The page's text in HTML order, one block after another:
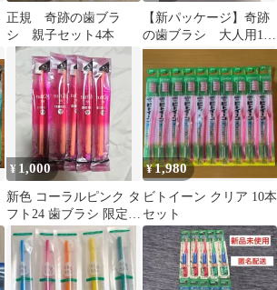
正規 奇跡の歯ブラ
シ 親子セット4本
【新パッケージ】奇跡
の歯ブラシ 大人用1本
新品未開封正規品
¥ 1,000
新色 コーラルピンク タ
フト24 歯ブラシ 限定色
ピンク SS やわらか
¥1,980
ビトイーン クリア 10本
セット